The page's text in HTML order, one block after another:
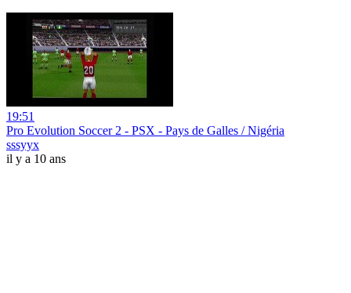
19:51
Pro Evolution Soccer 2 - PSX - Pays de Galles / Nigéria
sssyyx
il y a 10 ans